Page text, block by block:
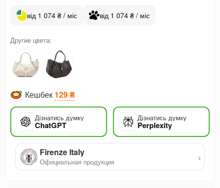
від 1 074 ₴ / міс від 1 074 ₴ / міс
Другие цвета:
Кешбек 129 ₴
Дізнатись думку
ChatGPT
Дізнатись думку
Perplexity
Firenze Italy
Официальная продукция ›